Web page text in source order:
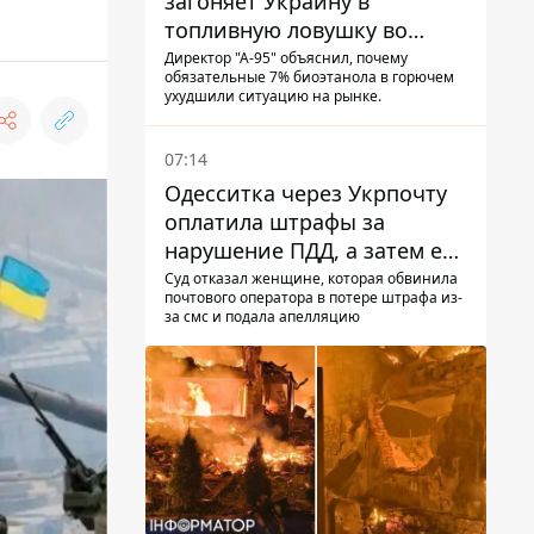
топливную ловушку во
время войны - Сергей Куюн
Директор "А-95" объяснил, почему
обязательные 7% биоэтанола в горючем
ухудшили ситуацию на рынке.
07:14
Одесситка через Укрпочту
оплатила штрафы за
нарушение ПДД, а затем ее
счета заблокировали - в
чем причина и что решил
Суд отказал женщине, которая обвинила
почтового оператора в потере штрафа из-
за смс и подала апелляцию